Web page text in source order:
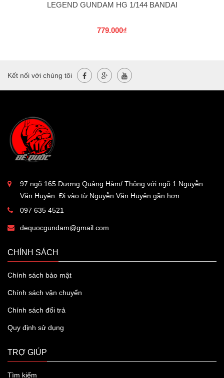
LEGEND GUNDAM HG 1/144 BANDAI
779.000₫
Kết nối với chúng tôi
97 ngõ 165 Dương Quảng Hàm/ Thông với ngõ 1 Nguyễn
Văn Huyên. Đi vào từ Nguyễn Văn Huyên gần hơn
097 635 4521
dequocgundam@gmail.com
CHÍNH SÁCH
Chính sách bảo mật
Chính sách vận chuyển
Chính sách đổi trả
Quy định sử dụng
TRỢ GIÚP
Tìm kiếm